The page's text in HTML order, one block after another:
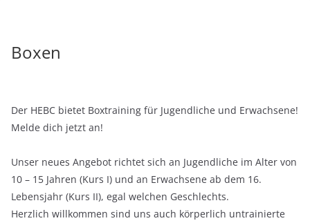
Boxen
Der HEBC bietet Boxtraining für Jugendliche und Erwachsene!
Melde dich jetzt an!
Unser neues Angebot richtet sich an Jugendliche im Alter von
10 – 15 Jahren (Kurs I) und an Erwachsene ab dem 16.
Lebensjahr (Kurs II), egal welchen Geschlechts.
Herzlich willkommen sind uns auch körperlich untrainierte